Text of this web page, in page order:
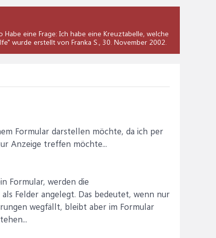
eine Frage: Ich habe eine Kreuztabelle, welche
" wurde erstellt von Franka S., 30. November 2002.
Formular darstellen möchte, da ich per
Anzeige treffen möchte...
Formular, werden die
Felder angelegt. Das bedeutet, wenn nur
wegfällt, bleibt aber im Formular